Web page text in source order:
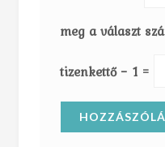
meg a választ
tizenkettő − 1 =